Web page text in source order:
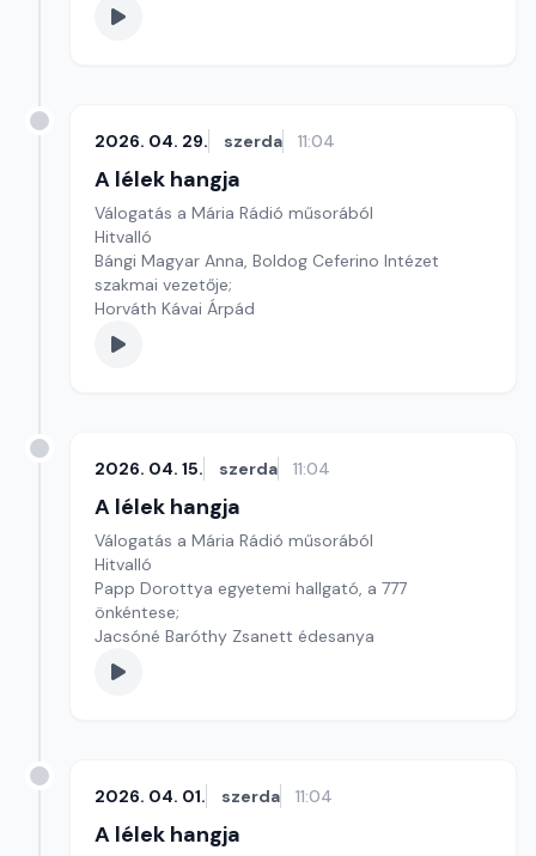
2026. 04. 29. szerda 11:04
A lélek hangja
Válogatás a Mária Rádió műsorából
Hitvalló
Bángi Magyar Anna, Boldog Ceferino Intézet
szakmai vezetője;
Horváth Kávai Árpád
2026. 04. 15. szerda 11:04
A lélek hangja
Válogatás a Mária Rádió műsorából
Hitvalló
Papp Dorottya egyetemi hallgató, a 777
önkéntese;
Jacsóné Baróthy Zsanett édesanya
2026. 04. 01. szerda 11:04
A lélek hangja